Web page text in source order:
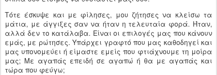
Τότε έσκυψε και με φίλησες, μου ζήτησες να κλείσω τα
μάτια, με άγγιξες σαν να ήταν η τελευταία φορά. Ήταν,
αλλά δεν το κατάλαβα. Είναι οι επιλογές μας που κάνουν
εμάς, με ρώτησες. Υπάρχει γραφτό που μας καθοδηγεί και
μας υπονομεύει ή είμαστε εμείς που φτιάχνουμε τη μοίρα
μας; Με αγαπάς επειδή σε αγαπώ ή θα με αγαπάς και
τώρα που φεύγω;